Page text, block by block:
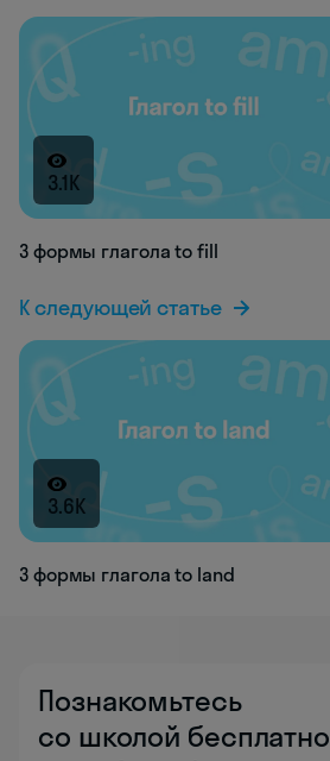
3.1K
3 формы глагола to fill
К следующей статье
3.6K
3 формы глагола to land
Познакомьтесь
со школой бесплатно